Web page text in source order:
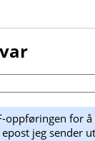
oppføringen for
jeg sender